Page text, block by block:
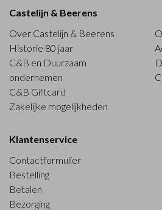
Castelijn & Beerens
Over Castelijn & Beerens
Historie 80 jaar
C&B en Duurzaam
ondernemen
C&B Giftcard
Zakelijke mogelijkheden
Klantenservice
Contactformulier
Bestelling
Betalen
Bezorging